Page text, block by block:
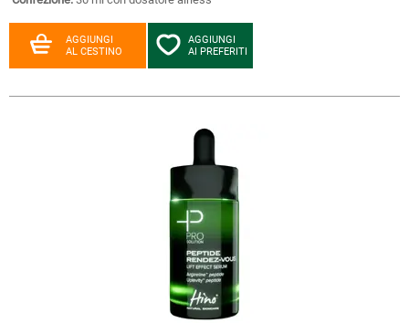
AGGIUNGI
AL CESTINO
AGGIUNGI
AI PREFERITI